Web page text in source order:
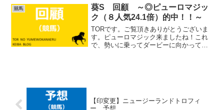
グラスワンダーが揃った1998年の毎日王
冠が忘れられません...
競馬
葵S 回顧 ～◎ピューロマジッ
ク（８人気24.1倍）的中！！～
TORです。ご覧頂きありがとうございま
す。ピューロマジック来ましたね！これ
で、勢いに乗ってダービーに向かってい
【印変更】ニュージーランドトロフィ
ー 予想